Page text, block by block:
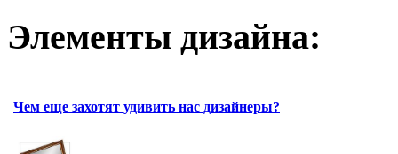
Элементы дизайна:
Чем еще захотят удивить нас дизайнеры?